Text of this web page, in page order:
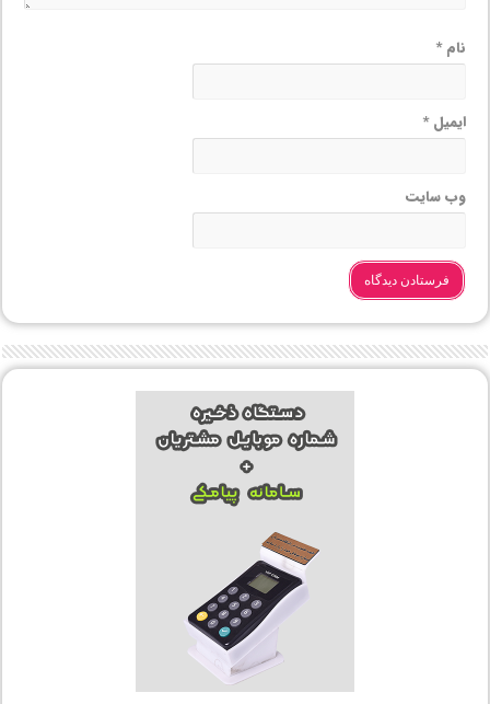
نام*
ایمیل*
وب‌ سایت